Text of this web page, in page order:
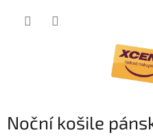
Noční košile